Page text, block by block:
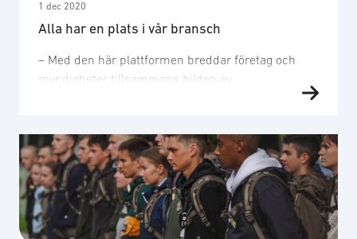
1 dec 2020
Alla har en plats i vår bransch
– Med den här plattformen breddar företag och
myndigheter tillsammans bilden av
Klintäng, konsult inom projektledning och
informationssäkerhet på Combitech som varit
delaktig i samarbetet med plattformen. –
Grundförutsättningen är att vi behöver bli fler i
branschen och växa som helhet för att kunna
uppfylla de …